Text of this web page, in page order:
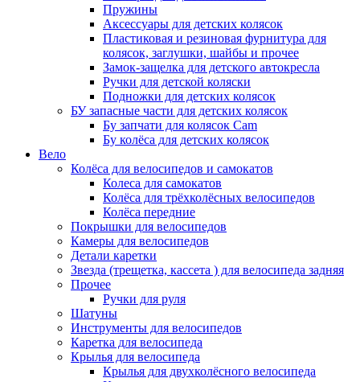
Пружины
Аксессуары для детских колясок
Пластиковая и резиновая фурнитура для
колясок, заглушки, шайбы и прочее
Замок-защелка для детского автокресла
Ручки для детской коляски
Подножки для детских колясок
БУ запасные части для детских колясок
Бу запчати для колясок Cam
Бу колёса для детских колясок
Вело
Колёса для велосипедов и самокатов
Колеса для самокатов
Колёса для трёхколёсных велосипедов
Колёса передние
Покрышки для велосипедов
Камеры для велосипедов
Детали каретки
Звезда (трещетка, кассета ) для велосипеда задняя
Прочее
Ручки для руля
Шатуны
Инструменты для велосипедов
Каретка для велосипеда
Крылья для велосипеда
Крылья для двухколёсного велосипеда